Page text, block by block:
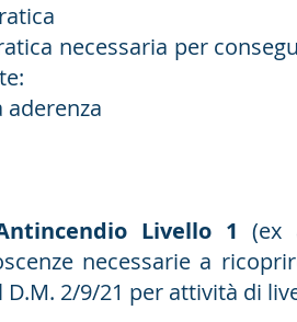
necessaria per
aderenza
Livello 1 (ex
necessarie a
2/9/21 per attività di